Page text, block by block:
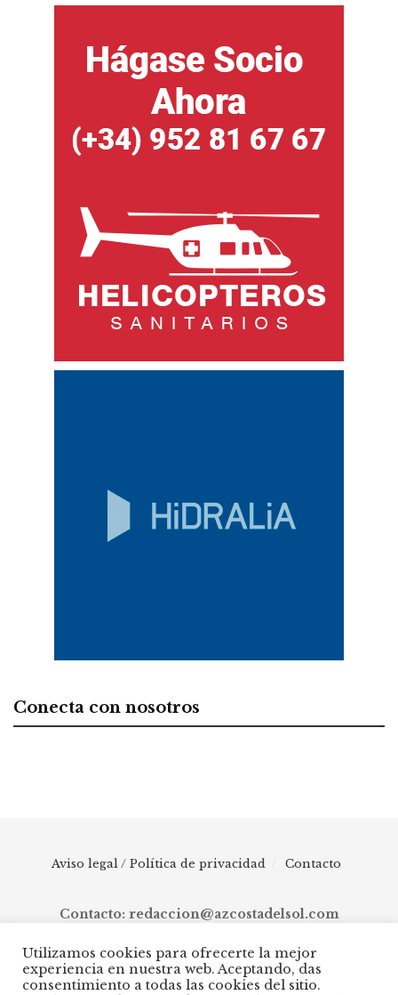
Conecta con nosotros
Aviso legal / Política de privacidad Contacto
Contacto: redaccion@azcostadelsol.com
© 2025 AZ Costa del Sol - Diario digital de Málaga capital hasta
Manilva, pasando por Torremolinos, Benalmádena, Fuengirola,
Utilizamos cookies para ofrecerte la mejor
experiencia en nuestra web. Aceptando, das
consentimiento a todas las cookies del sitio.